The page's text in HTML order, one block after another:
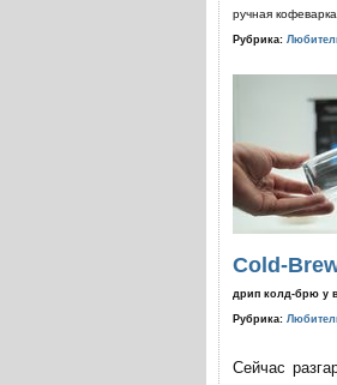
ручная
Рубрика:
Cold-
дрип колд-брю у
Рубрика:
Сейчас